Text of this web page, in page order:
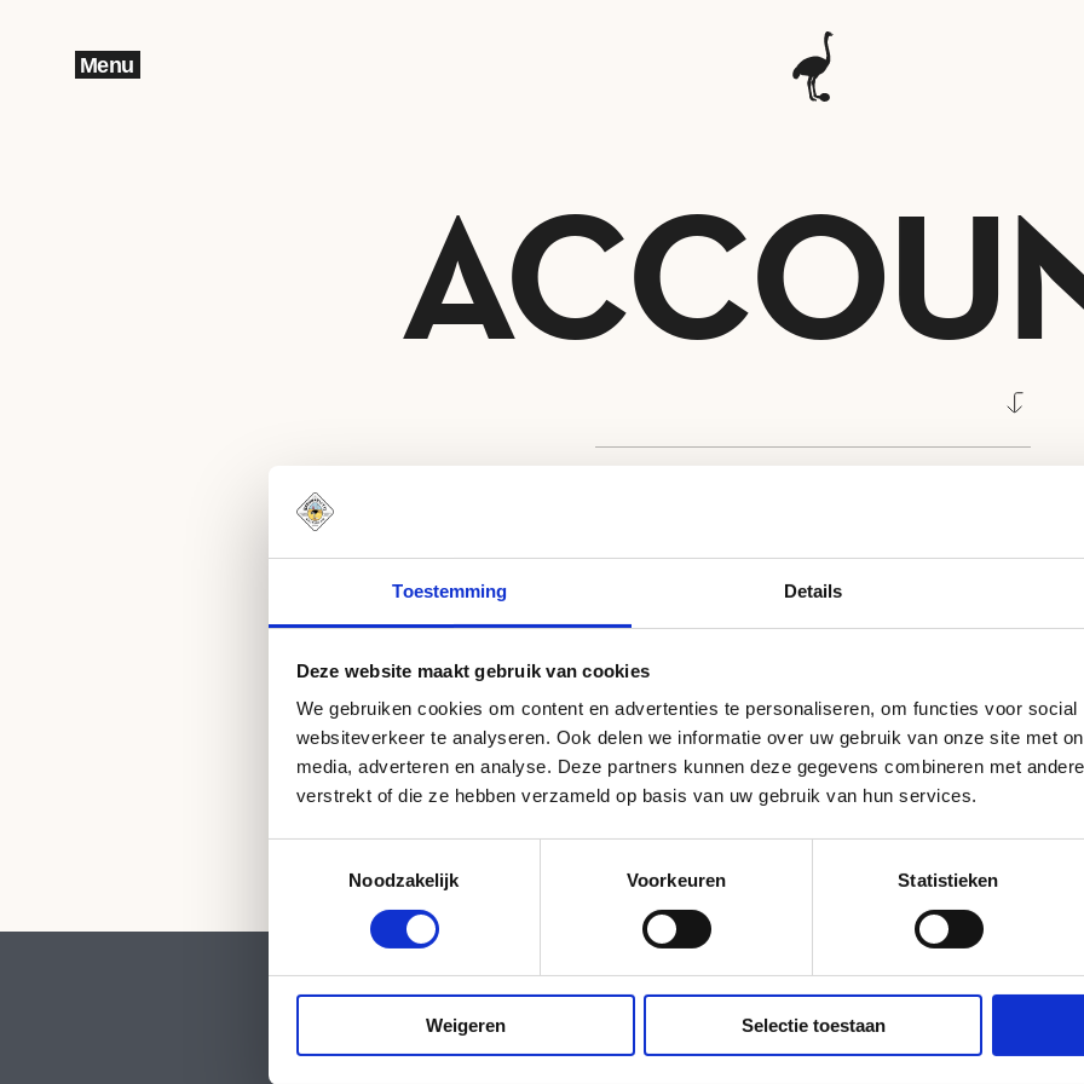
Toestemming Details
Deze website maakt gebruik van cookies
We gebruiken cookies om content en advertenties te personaliseren, om functies voor
websiteverkeer te analyseren. Ook delen we informatie over uw gebruik van onze site met
media, adverteren en analyse. Deze partners kunnen deze gegevens combineren met
verstrekt of die ze hebben verzameld op basis van uw gebruik van hun services.
Noodzakelijk
Voorkeuren Statistieken
Weigeren Selectie toestaan
Menu
Gift cards